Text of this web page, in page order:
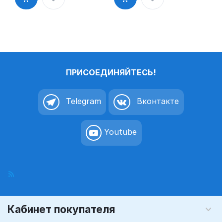
туалете»
буфет»
а K6
ПРИСОЕДИНЯЙТЕСЬ!
Telegram Вконтакте
Youtube
Кабинет покупателя